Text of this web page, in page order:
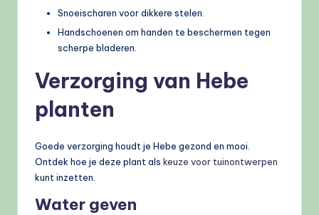
Snoeischaren voor dikkere stelen.
Handschoenen om handen te beschermen tegen
scherpe bladeren.
Verzorging van Hebe
planten
Goede verzorging houdt je Hebe gezond en mooi.
Ontdek hoe je deze plant als keuze voor tuinontwerpen
kunt inzetten.
Water geven